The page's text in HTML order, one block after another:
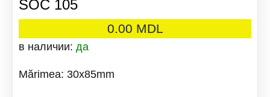
SOC 105
0.00 MDL
в наличии: да
Mărimea: 30x85mm